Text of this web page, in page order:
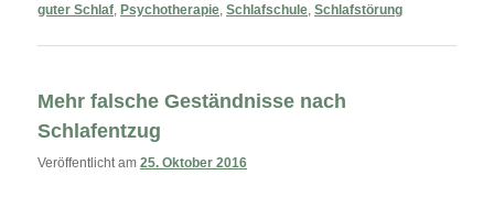
guter Schlaf, Psychotherapie,Schlafschule,Schlafstörung
Mehr falsche Geständnisse nach
Schlafentzug
Veröffentlicht am25. Oktober 2016